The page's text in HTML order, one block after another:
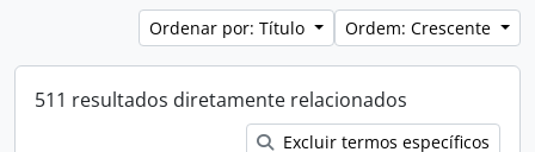
Ordenar por: Título Ordem: Crescente
511 resultados diretamente relacionados
Excluir termos específicos